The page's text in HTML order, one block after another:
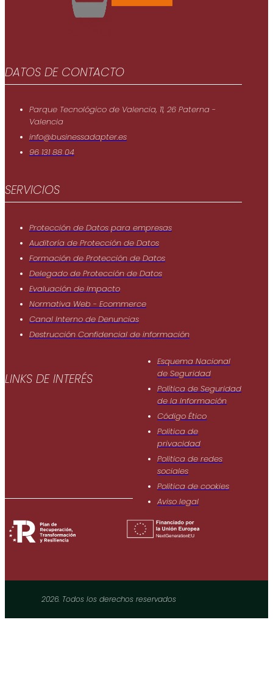
DATOS DE CONTACTO
Parque Tecnológico de Valencia, 11, 26 Paterna -
Valencia
info@businessadapter.es
96 131 88 04
SERVICIOS
Protección de Datos para empresas
Auditoría de Protección de Datos
Formación de Protección de Datos
Delegado de Protección de Datos
Evaluación de Impacto
Normativa Web - Ecommerce
Canal Interno de Denuncias
Destrucción Confidencial de información
LINKS DE INTERÉS
Esquema Nacional
de Seguridad
Política de Seguridad
de Ia Información
Código Ético
Politica de
privacidad
Politica de redes
sociales
Politica de cookies
Aviso legal
2026. Todos los derechos reservados​